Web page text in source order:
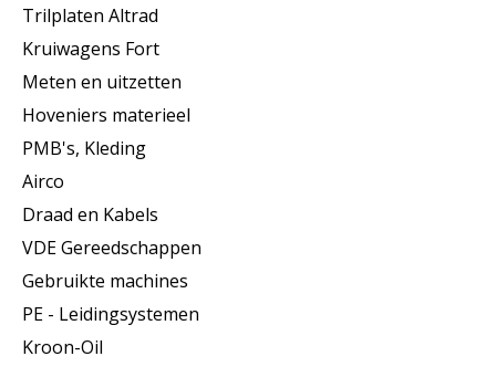
Trilplaten Altrad
Kruiwagens Fort
Meten en uitzetten
Hoveniers materieel
PMB's, Kleding
Airco
Draad en Kabels
VDE Gereedschappen
Gebruikte machines
PE - Leidingsystemen
Kroon-Oil